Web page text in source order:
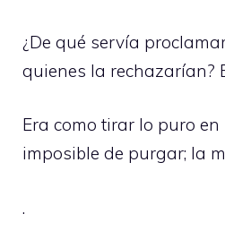
¿De qué servía
quienes la rechazarían?
Era como tirar lo puro
imposible de purgar; la
.